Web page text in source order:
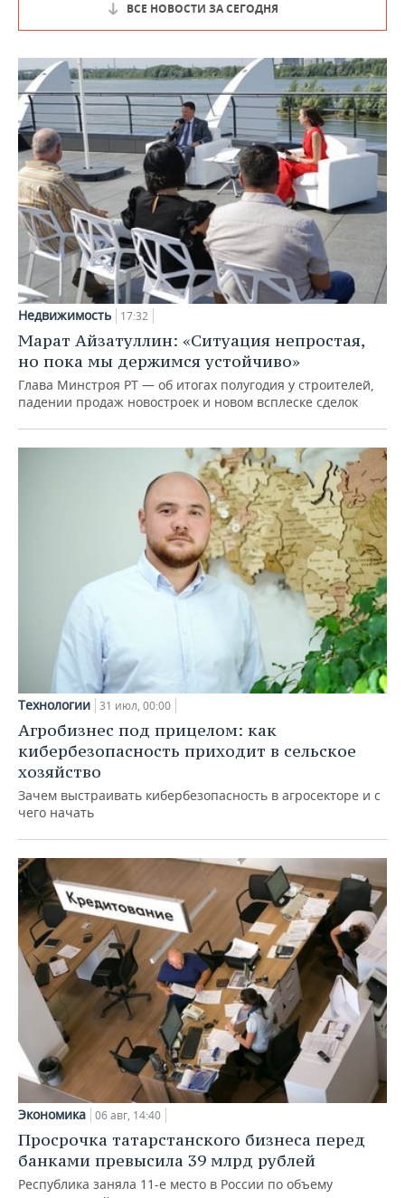
ВСЕ НОВОСТИ ЗА СЕГОДНЯ
Недвижимость 17:32
Марат Айзатуллин: «Ситуация непростая,
но пока мы держимся устойчиво»
Глава Минстроя РТ — об итогах полугодия у строителей,
падении продаж новостроек и новом всплеске сделок
Технологии 31 июл, 00:00
Агробизнес под прицелом: как
кибербезопасность приходит в сельское
хозяйство
Зачем выстраивать кибербезопасность в агросекторе и с
чего начать
Экономика 06 авг, 14:40
Просрочка татарстанского бизнеса перед
банками превысила 39 млрд рублей
Республика заняла 11-е место в России по объему